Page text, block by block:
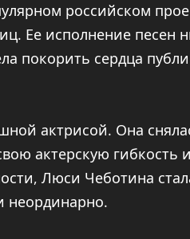
российском
Ее исполнение песен
покорить сердца
актрисой. Она
актерскую гибкость
Люси Чеботина
неординарно.